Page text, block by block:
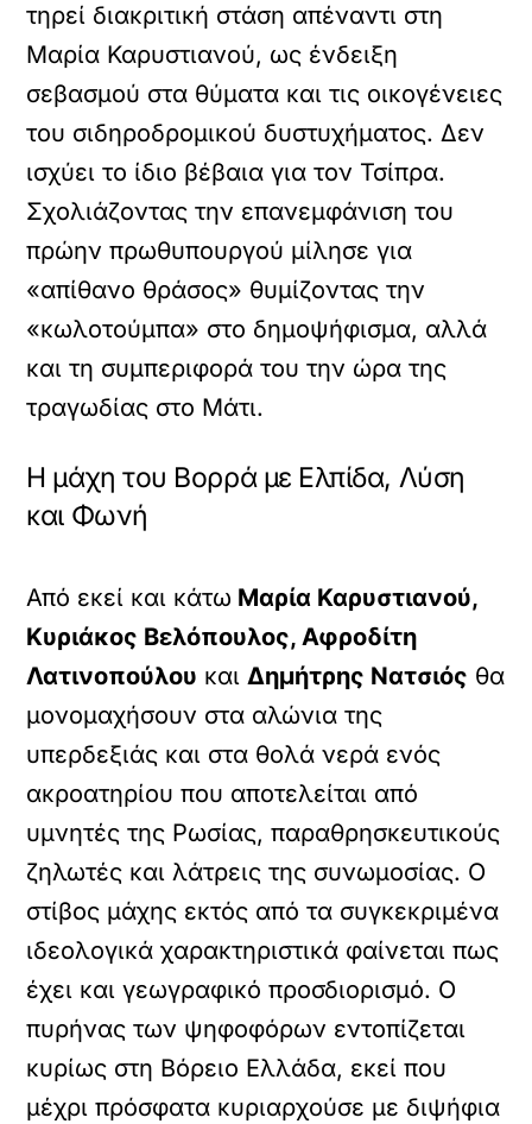
τηρεί διακριτική στάση απέναντι στη
Μαρία Καρυστιανού, ως ένδειξη
σεβασμού στα θύματα και τις οικογένειες
του σιδηροδρομικού δυστυχήματος. Δεν
ισχύει το ίδιο βέβαια για τον Τσίπρα.
Σχολιάζοντας την επανεμφάνιση του
πρώην πρωθυπουργού μίλησε για
«απίθανο θράσος» θυμίζοντας την
«κωλοτούμπα» στο δημοψήφισμα, αλλά
και τη συμπεριφορά του την ώρα της
τραγωδίας στο Μάτι.
Η μάχη του Βορρά με Ελπίδα, Λύση
και Φωνή
Από εκεί και κάτω Μαρία Καρυστιανού,
Κυριάκος Βελόπουλος, Αφροδίτη
Λατινοπούλου καιΔημήτρης Νατσιός θα
μονομαχήσουν στα αλώνια της
υπερδεξιάς και στα θολά νερά ενός
ακροατηρίου που αποτελείται από
υμνητές της Ρωσίας, παραθρησκευτικούς
ζηλωτές και λάτρεις της συνωμοσίας. Ο
στίβος μάχης εκτός από τα συγκεκριμένα
ιδεολογικά χαρακτηριστικά φαίνεται πως
έχει και γεωγραφικό προσδιορισμό. Ο
πυρήνας των ψηφοφόρων εντοπίζεται
κυρίως στη Βόρειο Ελλάδα, εκεί που
μέχρι πρόσφατα κυριαρχούσε με διψήφια